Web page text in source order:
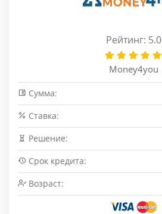
Рейтинг: 5.0
Money4you
Сумма:
Cтавка:
Решение:
Срок кредита:
Возраст: